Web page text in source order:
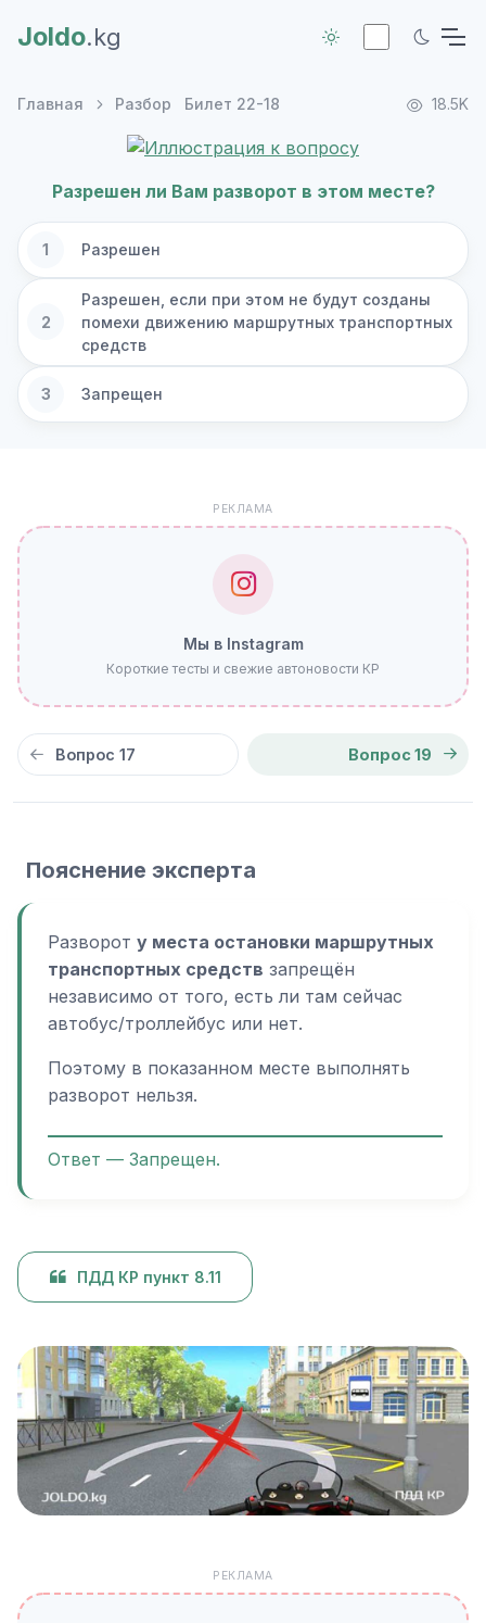
Joldo.kg
Главная Разбор Билет 22-18 18.5K
Разрешен ли Вам разворот в этом месте?
1 Разрешен
2
Разрешен, если при этом не будут созданы
помехи движению маршрутных транспортных
средств
3 Запрещен
РЕКЛАМА
Мы в Instagram
Короткие тесты и свежие автоновости КР
Вопрос 17 Вопрос 19
Пояснение эксперта
Разворот у места остановки маршрутных
транспортных средств запрещён
независимо от того, есть ли там сейчас
автобус/троллейбус или нет.
Поэтому в показанном месте выполнять
разворот нельзя.
Ответ — Запрещен.
ПДД КР пункт 8.11
РЕКЛАМА